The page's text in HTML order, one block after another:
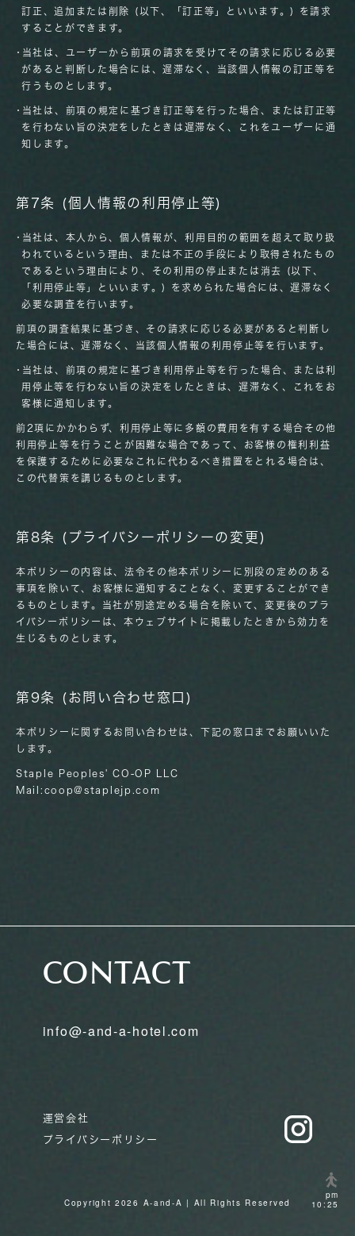
pm
10:25
訂正、追加または削除 (以下、「訂正等」といいます。) を請求
することができます。
･当社は、ユーザーから前項の請求を受けてその請求に応じる必要
があると判断した場合には、遅滞なく、当該個人情報の訂正等を
行うものとします。
･当社は、前項の規定に基づき訂正等を行った場合、または訂正等
を行わない旨の決定をしたときは遅滞なく、これをユーザーに通
知します。
第7条 (個人情報の利用停止等)
･当社は、本人から、個人情報が、利用目的の範囲を超えて取り扱
われているという理由、または不正の手段により取得されたもの
であるという理由により、その利用の停止または消去 (以下、
「利用停止等」といいます。) を求められた場合には、遅滞なく
必要な調査を行います。
前項の調査結果に基づき、その請求に応じる必要があると判断し
た場合には、遅滞なく、当該個人情報の利用停止等を行います。
･当社は、前項の規定に基づき利用停止等を行った場合、または利
用停止等を行わない旨の決定をしたときは、遅滞なく、これをお
客様に通知します。
前2項にかかわらず、利用停止等に多額の費用を有する場合その他
利用停止等を行うことが困難な場合であって、お客様の権利利益
を保護するために必要なこれに代わるべき措置をとれる場合は、
この代替策を講じるものとします。
第8条 (プライバシーポリシーの変更)
本ポリシーの内容は、法令その他本ポリシーに別段の定めのある
事項を除いて、お客様に通知することなく、変更することができ
るものとします。当社が別途定める場合を除いて、変更後のプラ
イバシーポリシーは、本ウェブサイトに掲載したときから効力を
生じるものとします。
第9条 (お問い合わせ窓口)
本ポリシーに関するお問い合わせは、下記の窓口までお願いいた
します。
Staple Peoples' CO-OP LLC
Mail: coop@staplejp.com
CONTACT
info@-and-a-hotel.com
運営会社
プライバシーポリシー
Copyright2026 A-and-A | All Rights Reserved